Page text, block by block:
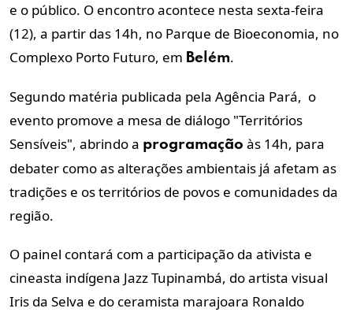
e o público. O encontro acontece nesta sexta-feira
(12), a partir das 14h, no Parque de Bioeconomia, no
Complexo Porto Futuro, em Belém.
Segundo matéria publicada pela Agência Pará, o
evento promove a mesa de diálogo "Territórios
Sensíveis", abrindo a programação às 14h, para
debater como as alterações ambientais já afetam as
tradições e os territórios de povos e comunidades da
região.
O painel contará com a participação da ativista e
cineasta indígena Jazz Tupinambá, do artista visual
Iris da Selva e do ceramista marajoara Ronaldo